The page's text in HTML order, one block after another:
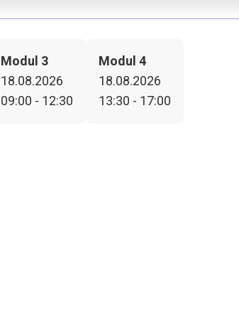
Modul 3
18.08.2026
09:00 - 12:30
Modul 4
18.08.2026
13:30 - 17:00